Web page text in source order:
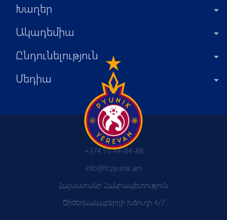
Խաղեր
Ակադեմիա
Ընդունելություն
Մեդիա
+374 55 44-84-88
info@fcpyunik.am
Հայաստանի Հանրապետություն
Ծիծեռնակաբերդի խճուղի 4/7